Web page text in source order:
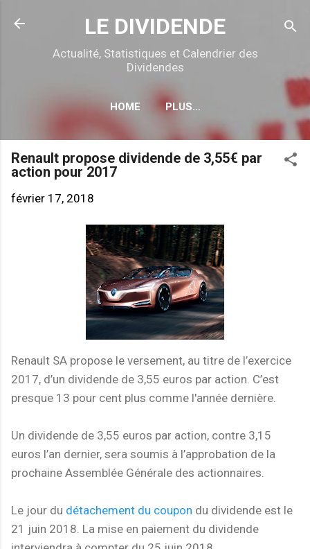
Accéder au contenu principal
LE DIVIDENDE
Actualité, Statistiques et Calendrier des
Dividendes
HOME PLUS…
CALENDRIER DÉTACHEMENTS
Renault propose dividende de 3,55€ par
action pour 2017
février 17, 2018
Renault SA propose le versement, au titre de l’exercice
2017, d’un dividende de 3,55 euros par action. C’est
presque 13 pour cent plus comme l'année dernière.
Un dividende de 3,55 euros par action, contre 3,15
euros l’an dernier, sera soumis à l’approbation de la
prochaine Assemblée Générale des actionnaires.
Le jour du détachement du coupon du dividende est le
21 juin 2018. La mise en paiement du dividende